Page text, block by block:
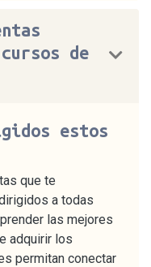
de
estos
que te
a todas
las mejores
adquirir los
permitan conectar